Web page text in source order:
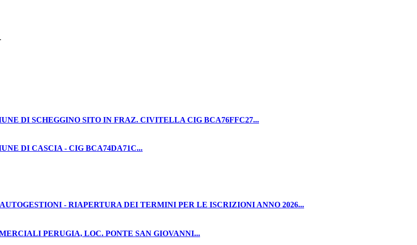
DI SCHEGGINO SITO IN FRAZ. CIVITELLA CIG BCA76FFC27...
DI CASCIA - CIG BCA74DA71C...
- RIAPERTURA DEI TERMINI PER LE ISCRIZIONI ANNO 2026...
PERUGIA, LOC. PONTE SAN GIOVANNI...